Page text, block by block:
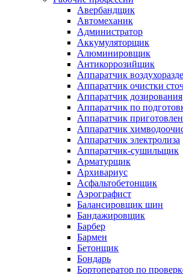
Авербандщик
Автомеханик
Администратор
Аккумуляторщик
Алюминировщик
Антикоррозийщик
Аппаратчик
Аппаратчик очистки
Аппаратчик дозирования
Аппаратчик по
Аппаратчик
Аппаратчик
Аппаратчик электролиза
Аппаратчик-сушильщик
Арматурщик
Архивариус
Асфальтобетонщик
Аэрографист
Балансировщик шин
Бандажировщик
Барбер
Бармен
Бетонщик
Бондарь
Бортоператор по